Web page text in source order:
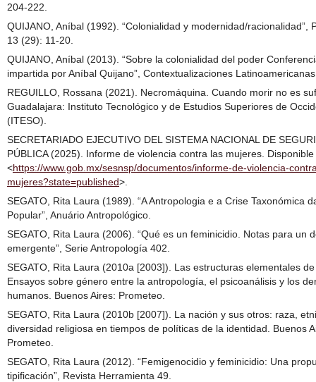
204-222.
QUIJANO, Aníbal (1992). “Colonialidad y modernidad/racionalidad”,
13 (29): 11-20.
QUIJANO, Aníbal (2013). “Sobre la colonialidad del poder
impartida por Aníbal Quijano”, Contextualizaciones
REGUILLO, Rossana (2021). Necromáquina. Cuando morir no es
Guadalajara: Instituto Tecnológico y de Estudios Superiores de
(ITESO).
SECRETARIADO EJECUTIVO DEL SISTEMA NACIONAL DE
PÚBLICA (2025). Informe de violencia contra las mujeres.
<https://www.gob.mx/sesnsp/documentos/informe-de-violencia-
mujeres?state=published>.
SEGATO, Rita Laura (1989). “A Antropologia e a Crise Taxonómica
Popular”, Anuário Antropológico.
SEGATO, Rita Laura (2006). “Qué es un feminicidio. Notas para un
emergente”, Serie Antropología 402.
SEGATO, Rita Laura (2010a [2003]). Las estructuras elementales
Ensayos sobre género entre la antropología, el psicoanálisis y los
humanos. Buenos Aires: Prometeo.
SEGATO, Rita Laura (2010b [2007]). La nación y sus otros: raza,
diversidad religiosa en tiempos de políticas de la identidad. Buenos
Prometeo.
SEGATO, Rita Laura (2012). “Femigenocidio y feminicidio: Una
tipificación”, Revista Herramienta 49.